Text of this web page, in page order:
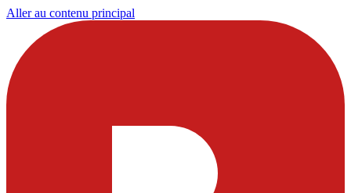
Aller au contenu principal